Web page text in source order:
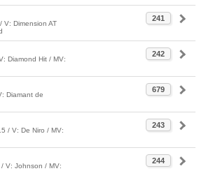
241
V: Dimension AT
242
Diamond Hit / MV:
679
Diamant de
243
/ V: De Niro / MV:
244
V: Johnson / MV: